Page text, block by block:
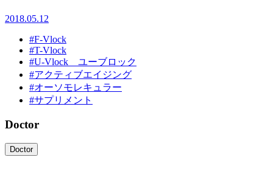
2018.05.12
#F-Vlock
#T-Vlock
#U-Vlock ユーブロック
#アクティブエイジング
#オーソモレキュラー
#サプリメント
Doctor
Doctor